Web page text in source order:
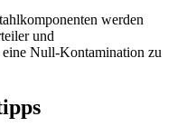
werden
und
eine Null-Kontamination zu